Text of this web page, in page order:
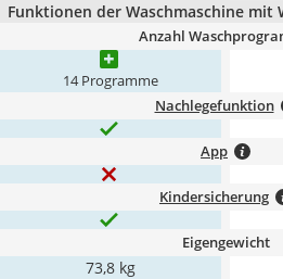
Funktionen der Waschmaschine mit
Anzahl
14 Programme
Nachlegefunktion
App
Kindersicherung
Eigengewicht
73,8 kg